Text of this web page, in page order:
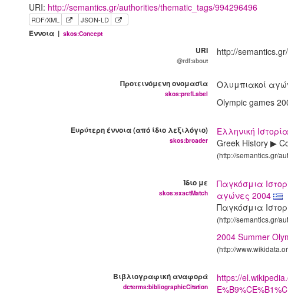
URI: http://semantics.gr/authorities/thematic_tags/994296496
RDF/XML JSON-LD
Έννοια | skos:Concept
URI
@rdf:about
http://
Προτεινόμενη ονομασία
skos:prefLabel
Ολυμπιακοί
Olympic games
Ευρύτερη έννοια (από ίδιο λεξιλόγιο)
skos:broader
Ελληνική
Greek History ▶
(http://semantics.gr/
Ίδιο με
skos:exactMatch
Παγκόσμια
αγώνες 2004
Παγκόσμια
(http://semantics.gr/
2004 Summer
(http://
Βιβλιογραφική αναφορά
dcterms:bibliographicCitation
https://